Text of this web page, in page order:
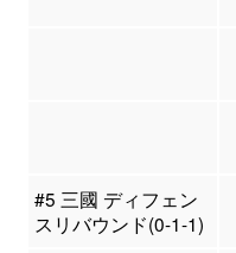
#5 三國 ディフェン
スリバウンド(0-1-1)